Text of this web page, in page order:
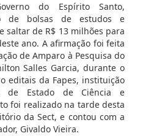
do Espírito Santo,
de bolsas de estudos e
saltar de R$ 13 milhões para
ano. A afirmação foi feita
de Amparo à Pesquisa do
Salles Garcia, durante o
editais da Fapes, instituição
de Estado de Ciência e
foi realizado na tarde desta
da Sect, e contou com a
Givaldo Vieira.